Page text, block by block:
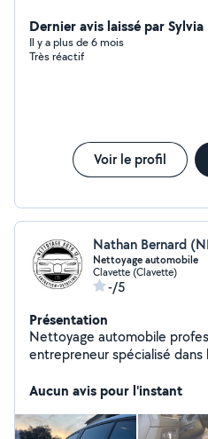
Dernier avis laissé par
Il y a plus de 6 mois
Très réactif
Voir le profil
Nathan Bernard
Nettoyage automobile
Clavette (Clavette)
-/5
Présentation
Nettoyage automobile professionnel À
entrepreneur spécialisé
votre domicile ou sur votre
Aspiration minutieuse (sièges,
Aucun avis pour l'instant